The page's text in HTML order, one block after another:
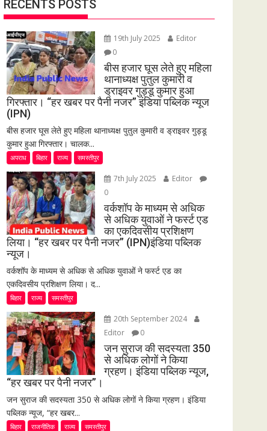
RECENTS POSTS
19th July 2025
Editor
0
बीस हजार घूस लेते हुए महिला
थानाध्यक्ष पुतुल कुमारी व
ड्राइवर गुड्डू कुमार हुआ
गिरफ्तार। “हर खबर पर पैनी नजर” इंडिया पब्लिक न्यूज
(IPN)
बीस हजार घूस लेते हुए महिला थानाध्यक्ष पुतुल कुमारी व ड्राइवर गुड्डू
कुमार हुआ गिरफ्तार। चालक...
अपराध बिहार राज्य समस्तीपुर
7th July 2025
Editor
0
वर्कशॉप के माध्यम से अधिक
से अधिक युवाओं ने फर्स्ट एड
का एकदिवसीय प्रशिक्षण
लिया। “हर खबर पर पैनी नजर” (IPN)इंडिया पब्लिक
न्यूज।
वर्कशॉप के माध्यम से अधिक से अधिक युवाओं ने फर्स्ट एड का
एकदिवसीय प्रशिक्षण लिया। द...
बिहार राज्य समस्तीपुर
20th September 2024
Editor
0
जन सुराज की सदस्यता 350
से अधिक लोगों ने किया
ग्रहण। इंडिया पब्लिक न्यूज,
“हर खबर पर पैनी नजर”।
जन सुराज की सदस्यता 350 से अधिक लोगों ने किया ग्रहण। इंडिया
पब्लिक न्यूज, “हर खबर...
बिहार राजनीतिक राज्य समस्तीपुर